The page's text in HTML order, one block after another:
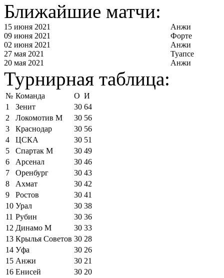
Ближайшие матчи:
15 июня 2021
Анжи
09 июня 2021
Форте
02 июня 2021
Анжи
27 мая 2021
Туапсе
20 мая 2021
Анжи
Турнирная таблица:
№ Команда О И
1
Зенит 30 64
2
Локомотив М 30 56
3
Краснодар 30 56
4
ЦСКА 30 51
5
Спартак М 30 49
6
Арсенал 30 46
7
Оренбург 30 43
8
Ахмат 30 42
9
Ростов 30 41
10 Урал 30 38
11 Рубин 30 36
12 Динамо М 30 33
13 Крылья Советов 30 28
14 Уфа 30 26
15 Анжи 30 21
16 Енисей 30 20